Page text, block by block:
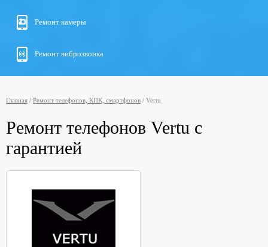
Ремонт камеры
Ремонт виброзвонка
Главная / Ремонт телефонов, КПК, смартфонов / Vertu
Ремонт телефонов Vertu с
гарантией